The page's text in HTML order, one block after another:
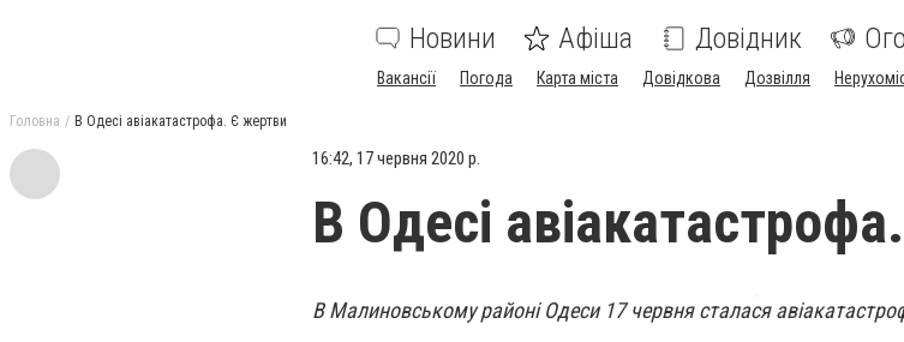
Новини Афіша Довідник
Вакансії Погода Карта міста Довідкова Дозвілля
Головна В Одесі авіакатастрофа. Є жертви
16:42, 17 червня 2020 р.
В Одесі
В Малиновському районі Одеси 17 червня сталася